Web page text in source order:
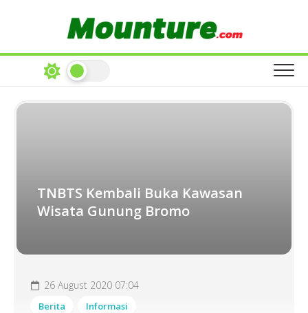
TNBTS Kembali Buka Kawasan
Wisata Gunung Bromo
26 August 2020 07:04
Berita Informasi